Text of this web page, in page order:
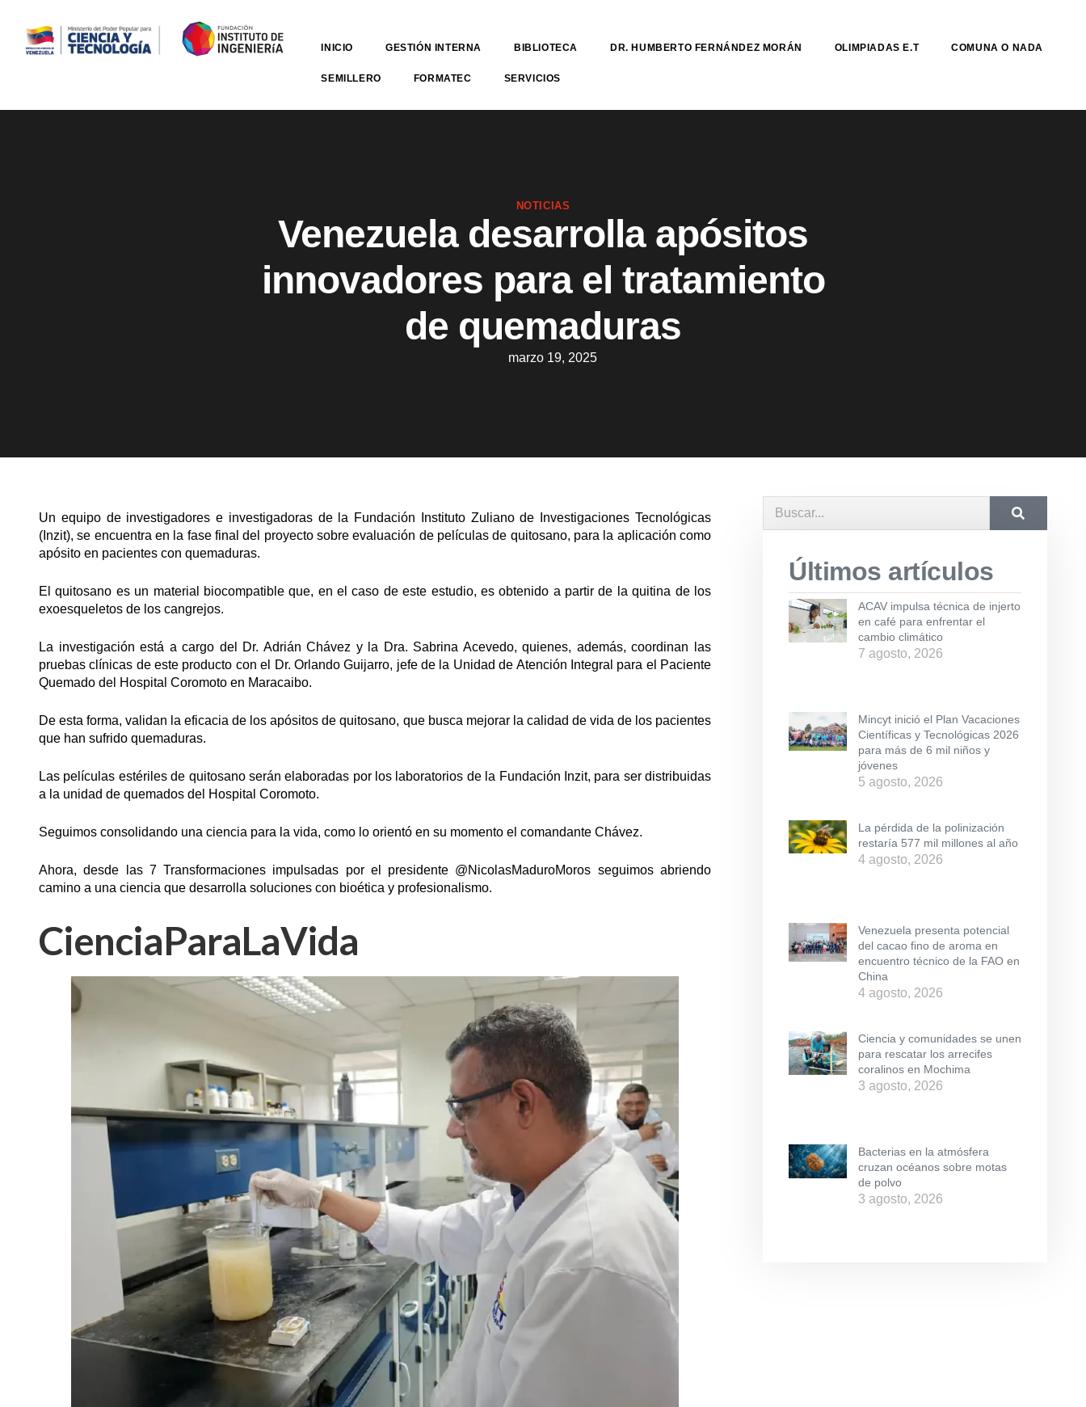
INICIO GESTIÓN INTERNA BIBLIOTECA DR. HUMBERTO FERNÁNDEZ MORÁN OLIMPIADAS E.T COMUNA O NADA
SEMILLERO FORMATEC SERVICIOS
NOTICIAS
Venezuela desarrolla apósitos
innovadores para el tratamiento
de quemaduras
marzo 19, 2025
Un equipo de investigadores e investigadoras de la Fundación Instituto Zuliano de Investigaciones Tecnológicas
(Inzit), se encuentra en la fase final del proyecto sobre evaluación de películas de quitosano, para la aplicación como
apósito en pacientes con quemaduras.
El quitosano es un material biocompatible que, en el caso de este estudio, es obtenido a partir de la quitina de los
exoesqueletos de los cangrejos.
La investigación está a cargo del Dr. Adrián Chávez y la Dra. Sabrina Acevedo, quienes, además, coordinan las
pruebas clínicas de este producto con el Dr. Orlando Guijarro, jefe de la Unidad de Atención Integral para el Paciente
Quemado del Hospital Coromoto en Maracaibo.
De esta forma, validan la eficacia de los apósitos de quitosano, que busca mejorar la calidad de vida de los pacientes
que han sufrido quemaduras.
Las películas estériles de quitosano serán elaboradas por los laboratorios de la Fundación Inzit, para ser distribuidas
a la unidad de quemados del Hospital Coromoto.
Seguimos consolidando una ciencia para la vida, como lo orientó en su momento el comandante Chávez.
Ahora, desde las 7 Transformaciones impulsadas por el presidente @NicolasMaduroMoros seguimos abriendo
camino a una ciencia que desarrolla soluciones con bioética y profesionalismo.
CienciaParaLaVida
Últimos artículos
ACAV impulsa técnica de injerto
en café para enfrentar el
cambio climático
7 agosto, 2026
Mincyt inició el Plan Vacaciones
Científicas y Tecnológicas 2026
para más de 6 mil niños y
jóvenes
5 agosto, 2026
La pérdida de la polinización
restaría 577 mil millones al año
4 agosto, 2026
Venezuela presenta potencial
del cacao fino de aroma en
encuentro técnico de la FAO en
China
4 agosto, 2026
Ciencia y comunidades se unen
para rescatar los arrecifes
coralinos en Mochima
3 agosto, 2026
Bacterias en la atmósfera
cruzan océanos sobre motas
de polvo
3 agosto, 2026